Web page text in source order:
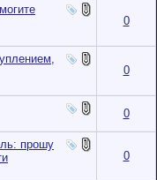
0
0
0
прошу
0